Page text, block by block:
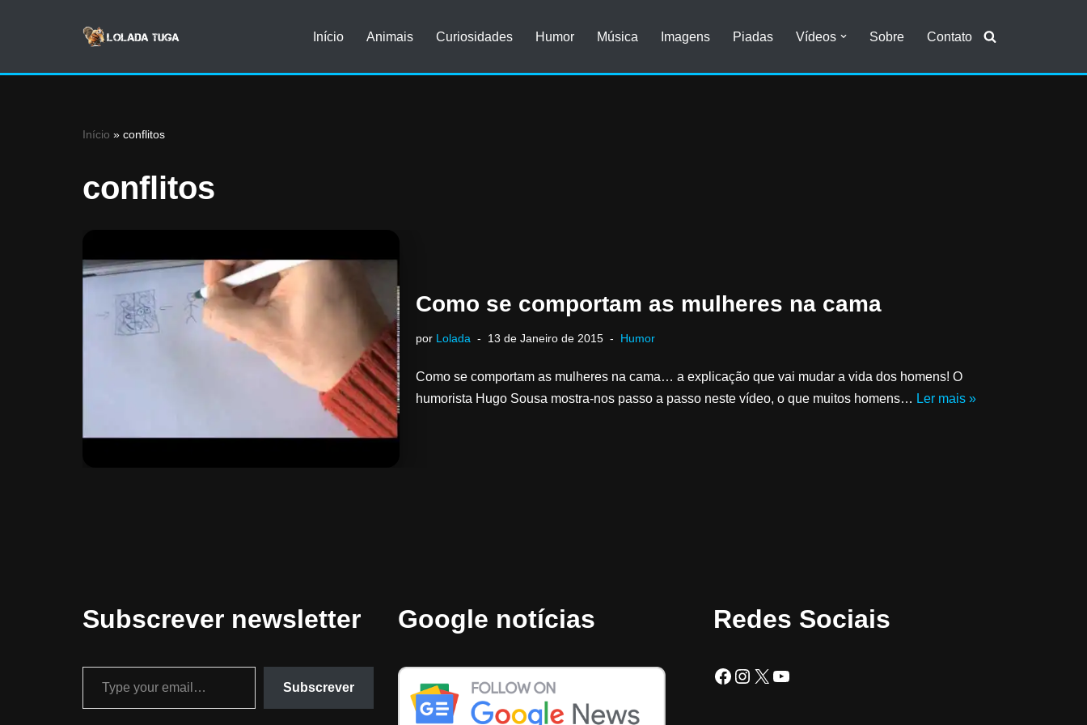
Início Animais Curiosidades Humor Música Imagens Piadas Vídeos Sobre Contato
Início » conflitos
conflitos
Como se comportam as mulheres na cama
por Lolada 13 de Janeiro de 2015 Humor
Como se comportam as mulheres na cama… a explicação que vai mudar a vida dos homens! O
humorista Hugo Sousa mostra-nos passo a passo neste vídeo, o que muitos homens… Ler mais »
Subscrever newsletter
Subscrever
Google notícias Redes Sociais